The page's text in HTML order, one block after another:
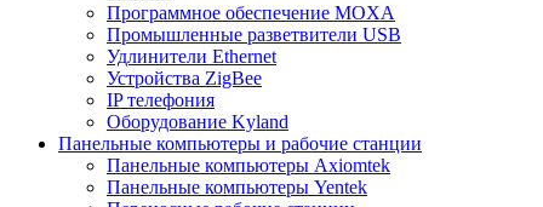
Программное обеспечение MOXA
Промышленные разветвители USB
Удлинители Ethernet
Устройства ZigBee
IP телефония
Оборудование Kyland
Панельные компьютеры и рабочие станции
Панельные компьютеры Axiomtek
Панельные компьютеры Yentek